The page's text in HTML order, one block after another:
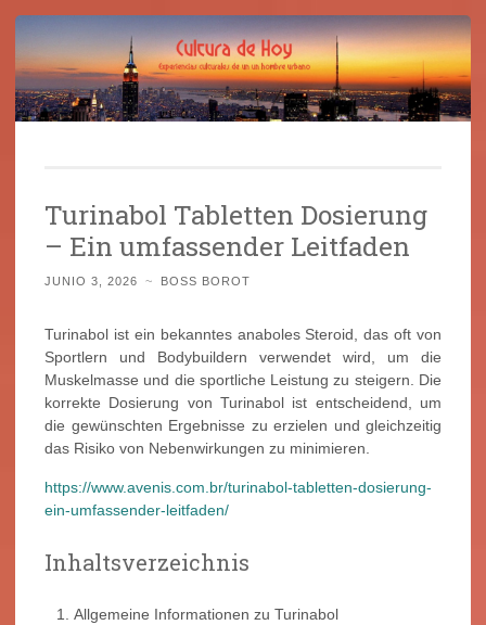
contenido
Turinabol Tabletten Dosierung
– Ein umfassender Leitfaden
JUNIO 3, 2026 ~ BOSS BOROT
Turinabol ist ein bekanntes anaboles Steroid, das oft von
Sportlern und Bodybuildern verwendet wird, um die
Muskelmasse und die sportliche Leistung zu steigern. Die
korrekte Dosierung von Turinabol ist entscheidend, um
die gewünschten Ergebnisse zu erzielen und gleichzeitig
das Risiko von Nebenwirkungen zu minimieren.
https://www.avenis.com.br/turinabol-tabletten-dosierung-
ein-umfassender-leitfaden/
Inhaltsverzeichnis
Allgemeine Informationen zu Turinabol